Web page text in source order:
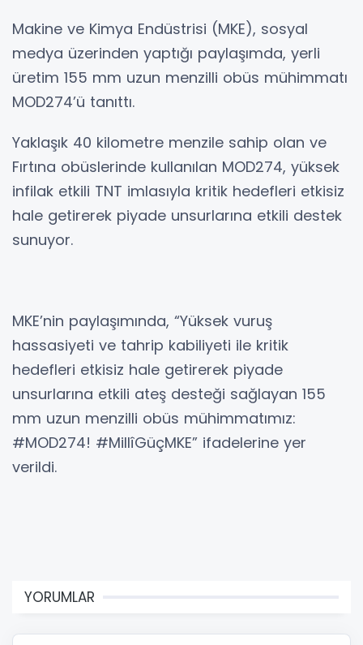
Makine ve Kimya Endüstrisi (MKE), sosyal
medya üzerinden yaptığı paylaşımda, yerli
üretim 155 mm uzun menzilli obüs mühimmatı
MOD274’ü tanıttı.
Yaklaşık 40 kilometre menzile sahip olan ve
Fırtına obüslerinde kullanılan MOD274, yüksek
infilak etkili TNT imlasıyla kritik hedefleri etkisiz
hale getirerek piyade unsurlarına etkili destek
sunuyor.
MKE’nin paylaşımında, “Yüksek vuruş
hassasiyeti ve tahrip kabiliyeti ile kritik
hedefleri etkisiz hale getirerek piyade
unsurlarına etkili ateş desteği sağlayan 155
mm uzun menzilli obüs mühimmatımız:
#MOD274! #MillîGüçMKE” ifadelerine yer
verildi.
YORUMLAR